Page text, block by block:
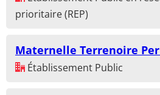
prioritaire (REP)
Maternelle Terrenoire
Établissement Public